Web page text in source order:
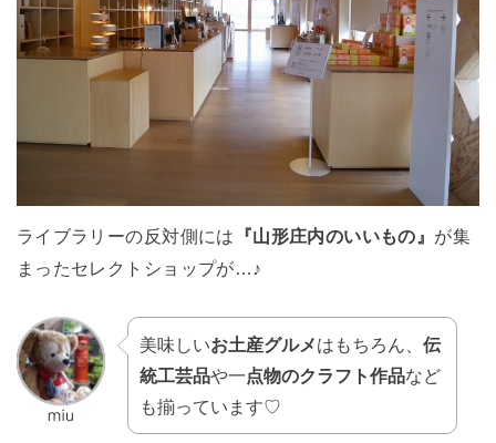
ライブラリーの反対側には 『山形庄内のいいもの』 が集
まったセレクトショップが…♪
美味しいお土産グルメはもちろん、 伝
統工芸品や一点物のクラフト作品など
も揃っています♡